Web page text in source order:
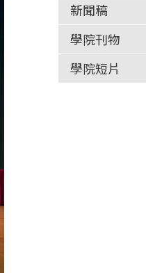
新聞稿
學院刊物
學院短片